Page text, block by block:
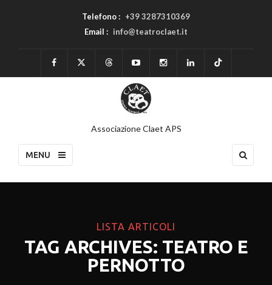
Telefono : +39 3287310369
Email : info@teatroclaet.it
Associazione Claet APS
MENU
LISTA ARTICOLI
TAG ARCHIVES: TEATRO E
PERNOTTO